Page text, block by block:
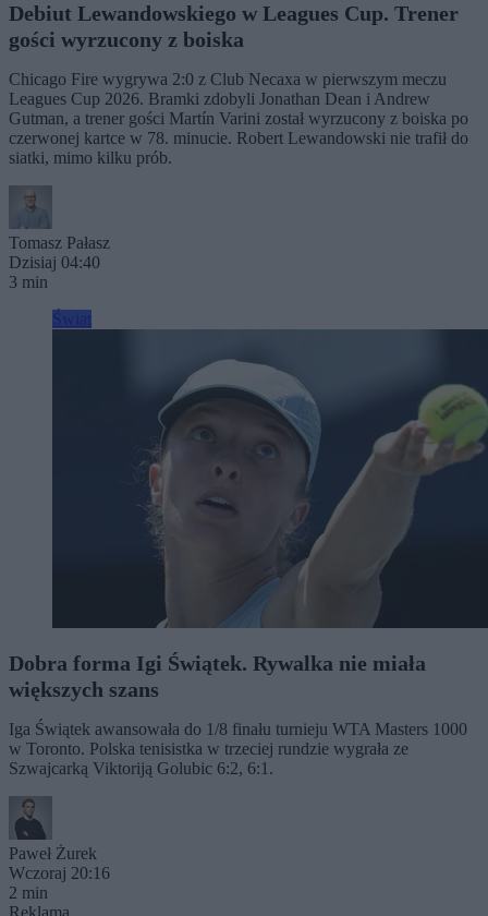
Debiut Lewandowskiego w Leagues Cup. Trener
gości wyrzucony z boiska
Chicago Fire wygrywa 2:0 z Club Necaxa w pierwszym meczu
Leagues Cup 2026. Bramki zdobyli Jonathan Dean i Andrew
Gutman, a trener gości Martín Varini został wyrzucony z boiska po
czerwonej kartce w 78. minucie. Robert Lewandowski nie trafił do
siatki, mimo kilku prób.
Tomasz Pałasz
Dzisiaj 04:40
3 min
Dobra forma Igi Świątek. Rywalka nie miała
większych szans
Iga Świątek awansowała do 1/8 finału turnieju WTA Masters 1000
w Toronto. Polska tenisistka w trzeciej rundzie wygrała ze
Szwajcarką Viktoriją Golubic 6:2, 6:1.
Paweł Żurek
Wczoraj 20:16
2 min